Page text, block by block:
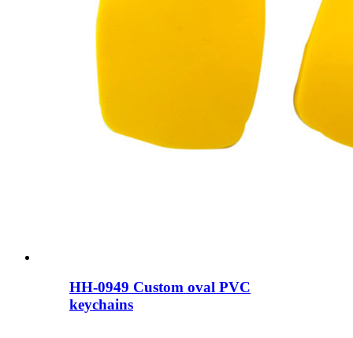
HH-0949 Custom oval PVC
keychains